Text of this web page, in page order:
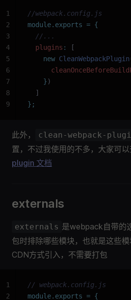
//webpack.config.js
module.exports = {
  //...
  plugins
:
[
    new
CleanWebpackPlugin
    }
)
  ]
};
1
2
3
4
5
6
7
8
9
此外， clean-webpack-
置，不过我使用的不多，大家可
plugin 文档
externals
externals 是webpack自带的
包时排除哪些模块，也就是这些
CDN方式引入，不需要打包
// webpack.config.js
module.exports = {
1
2